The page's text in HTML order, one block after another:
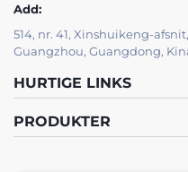
Add:
514, nr. 41, Xinshuikeng-
Guangzhou, Guangdong,
HURTIGE LINKS
PRODUKTER